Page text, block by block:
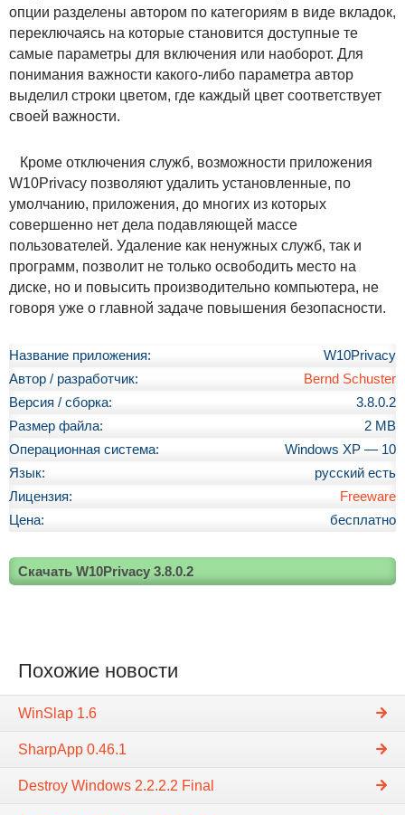
опции разделены автором по категориям в виде вкладок,
переключаясь на которые становится доступные те
самые параметры для включения или наоборот. Для
понимания важности какого-либо параметра автор
выделил строки цветом, где каждый цвет соответствует
своей важности.
Кроме отключения служб, возможности приложения
W10Privacy позволяют удалить установленные, по
умолчанию, приложения, до многих из которых
совершенно нет дела подавляющей массе
пользователей. Удаление как ненужных служб, так и
программ, позволит не только освободить место на
диске, но и повысить производительно компьютера, не
говоря уже о главной задаче повышения безопасности.
Название приложения:
W10Privacy
Автор / разработчик:
Bernd Schuster
Версия / сборка:
3.8.0.2
Размер файла:
2 MB
Операционная система:
Windows XP — 10
Язык:
русский есть
Лицензия:
Freeware
Цена:
бесплатно
Скачать W10Privacy 3.8.0.2
Похожие новости
WinSlap 1.6
SharpApp 0.46.1
Destroy Windows 2.2.2.2 Final